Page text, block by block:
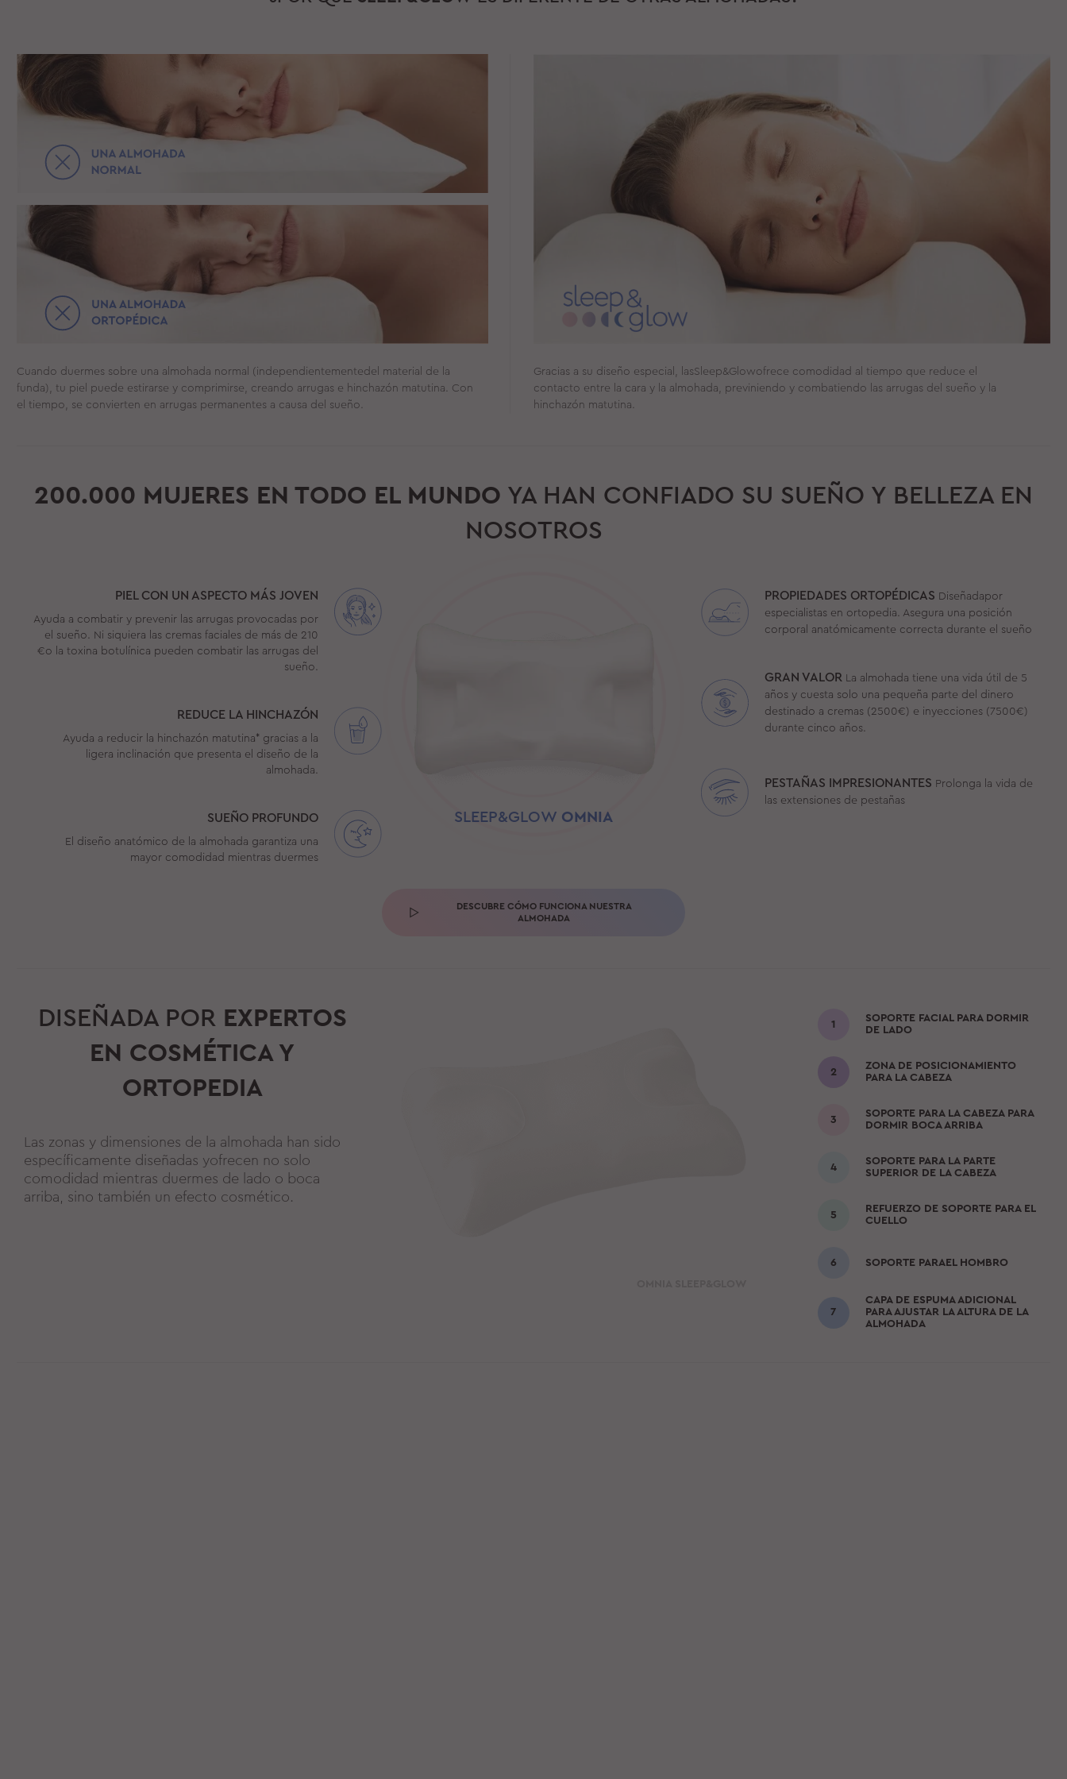
Cuando duermes sobre una almohada normal (independientementedel material de la
funda), tu piel puede estirarse y comprimirse, creando arrugas e hinchazón matutina. Con
el tiempo, se convierten en arrugas permanentes a causa del sueño.
Gracias a su diseño especial, lasSleep&Glowofrece comodidad al tiempo que reduce el
contacto entre la cara y la almohada, previniendo y combatiendo las arrugas del sueño y la
hinchazón matutina.
200.000 MUJERES EN TODO EL MUNDO YA HAN CONFIADO SU SUEÑO Y BELLEZA EN
NOSOTROS
PIEL CON UN ASPECTO MÁS JOVEN
Ayuda a combatir y prevenir las arrugas provocadas por
el sueño. Ni siquiera las cremas faciales de más de 210
€o la toxina botulínica pueden combatir las arrugas del
sueño.
REDUCE LA HINCHAZÓN
Ayuda a reducir la hinchazón matutina* gracias a la
ligera inclinación que presenta el diseño de la
almohada.
SUEÑO PROFUNDO
El diseño anatómico de la almohada garantiza una
mayor comodidad mientras duermes
SLEEP&GLOW OMNIA
DESCUBRE CÓMO FUNCIONA NUESTRA
ALMOHADA
PROPIEDADES ORTOPÉDICAS Diseñadapor
especialistas en ortopedia. Asegura una posición
corporal anatómicamente correcta durante el sueño
GRAN VALOR La almohada tiene una vida útil de 5
años y cuesta solo una pequeña parte del dinero
destinado a cremas (2500€) e inyecciones (7500€)
durante cinco años.
PESTAÑAS IMPRESIONANTES Prolonga la vida de
las extensiones de pestañas
DISEÑADA POR EXPERTOS
EN COSMÉTICA Y
ORTOPEDIA
Las zonas y dimensiones de la almohada han sido
específicamente diseñadas yofrecen no solo
comodidad mientras duermes de lado o boca
arriba, sino también un efecto cosmético.
SOPORTE FACIAL PARA DORMIR
DE LADO
ZONA DE POSICIONAMIENTO
PARA LA CABEZA
SOPORTE PARA LA CABEZA PARA
DORMIR BOCA ARRIBA
SOPORTE PARA LA PARTE
SUPERIOR DE LA CABEZA
REFUERZO DE SOPORTE PARA EL
CUELLO
SOPORTE PARAEL HOMBRO
CAPA DE ESPUMA ADICIONAL
PARA AJUSTAR LA ALTURA DE LA
ALMOHADA